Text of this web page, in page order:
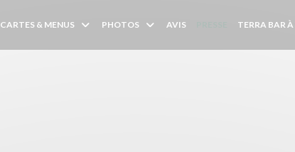
CARTES & MENUS PHOTOS AVIS TERRA BAR